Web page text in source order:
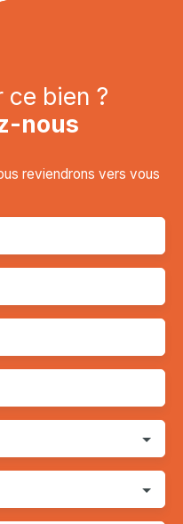
ce bien ?
nous
reviendrons vers vous